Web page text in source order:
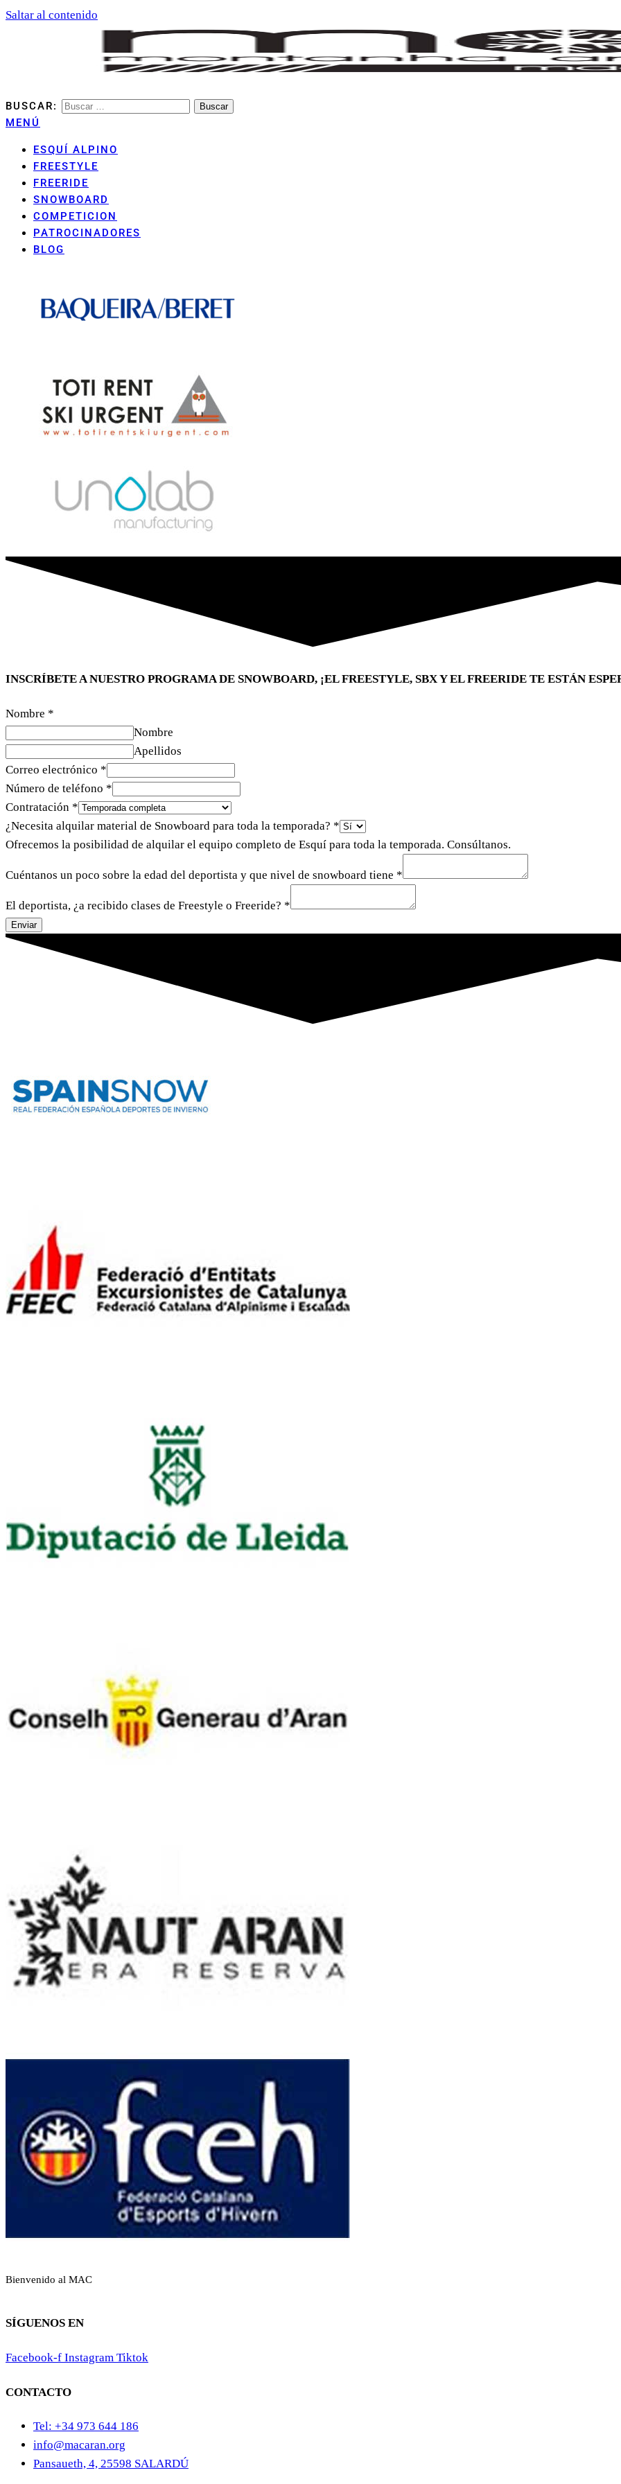
Saltar al contenido
MONTANHA ARAN CLUB
BUSCAR:
MENÚ
ESQUÍ ALPINO
FREESTYLE
FREERIDE
SNOWBOARD
COMPETICION
PATROCINADORES
BLOG
INSCRÍBETE A NUESTRO PROGRAMA DE SNOWBOARD, ¡EL FREESTYLE, SBX Y EL FREERIDE TE ESTÁN
Nombre *
Nombre
Apellidos
Correo electrónico *
Número de teléfono *
Contratación *
¿Necesita alquilar material de Snowboard para toda la temporada? *
Ofrecemos la posibilidad de alquilar el equipo completo de Esquí para toda la temporada. Consúltanos.
Cuéntanos un poco sobre la edad del deportista y que nivel de snowboard tiene *
El deportista, ¿a recibido clases de Freestyle o Freeride? *
Enviar
Bienvenido al MAC
SÍGUENOS EN
Facebook-f Instagram Tiktok
CONTACTO
Tel: +34 973 644 186
info@macaran.org
Pansaueth, 4, 25598 SALARDÚ